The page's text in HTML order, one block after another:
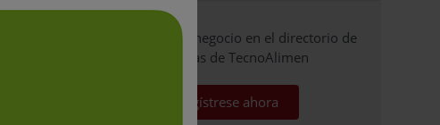
Promocione su negocio en el directorio de
empresas de TecnoAlimen
Regístrese ahora